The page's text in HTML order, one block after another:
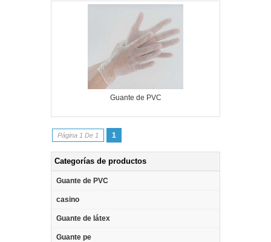
Guante de PVC
Página 1 De 1 1
Categorías de productos
Guante de PVC
casino
Guante de látex
Guante pe